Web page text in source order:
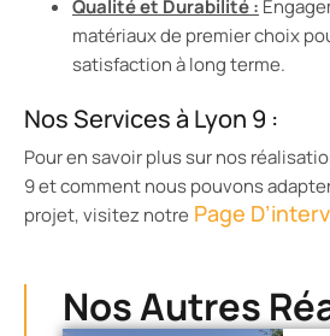
Qualité et Durabilité :
matériaux de premier choix
satisfaction à long terme.
Nos Services à Lyon 9 :
Pour en savoir plus sur nos
9 et comment nous pouvons
projet, visitez notre Page
Nos Autres